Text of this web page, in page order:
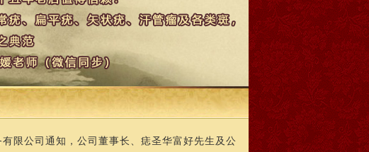
公司通知，公司董事长、痣圣华富好先生及公